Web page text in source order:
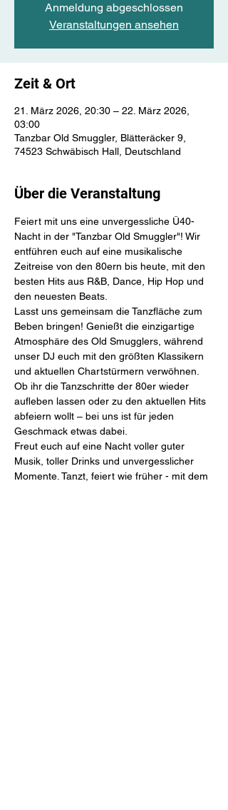
Anmeldung abgeschlossen
Veranstaltungen ansehen
Zeit & Ort
21. März 2026, 20:30 – 22. März 2026,
03:00
Tanzbar Old Smuggler, Blätteräcker 9,
74523 Schwäbisch Hall, Deutschland
Über die Veranstaltung
​​Feiert mit uns eine unvergessliche Ü40-
Nacht in der "Tanzbar Old Smuggler"! Wir
entführen euch auf eine musikalische
Zeitreise von den 80ern bis heute, mit den
besten Hits aus R&B, Dance, Hip Hop und
den neuesten Beats.
Lasst uns gemeinsam die Tanzfläche zum
Beben bringen! Genießt die einzigartige
Atmosphäre des Old Smugglers, während
unser DJ euch mit den größten Klassikern
und aktuellen Chartstürmern verwöhnen.
Ob ihr die Tanzschritte der 80er wieder
aufleben lassen oder zu den aktuellen Hits
abfeiern wollt – bei uns ist für jeden
Geschmack etwas dabei.
Freut euch auf eine Nacht voller guter
Musik, toller Drinks und unvergesslicher
Momente. Tanzt, feiert wie früher - mit dem